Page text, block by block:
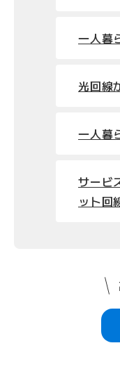
一人暮
光回線
一人暮
サービ
ット回